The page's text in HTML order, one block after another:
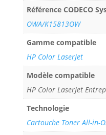
Référence CODECO
OWA/K15813OW
Gamme compatible
HP Color LaserJet
Modèle compatible
HP Color LaserJet
Technologie
Cartouche Toner All-in-